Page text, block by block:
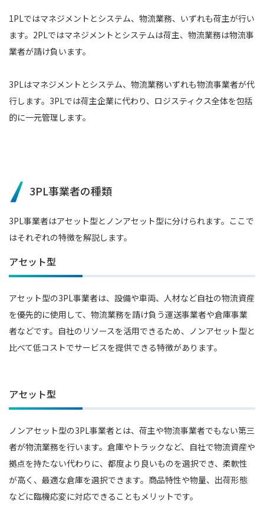
1PLではマネジメントとシステム、物流業務、いずれも荷主が行い
ます。2PLではマネジメントとシステムは荷主、物流業務は物流事
業者が請け負います。
3PLはマネジメントとシステム、物流業務いずれも物流事業者が代
行します。3PLでは荷主企業に代わり、ロジスティクス全体を包括
的に一元管理します。
3PL事業者の種類
3PL事業者はアセット型とノンアセット型に分けられます。ここで
はそれぞれの特徴を解説します。
アセット型
アセット型の3PL事業者は、設備や車両、人材など自社の物流資産
を優先的に使用して、物流業務を請け負う運送事業者や倉庫事業
者などです。自社のリソースを活用できるため、ノンアセット型と
比べて低コストでサービスを提供できる特徴があります。
アセット型
ノンアセット型の3PL事業者とは、荷主や物流事業者でもない第三
者が物流業務を行います。倉庫やトラックなど、自社で物流資産や
拠点を持たない代わりに、都度より良いものを選択でき、柔軟性
が高く、最適な倉庫を選択できます。商品特性や物量、出荷形態
などに臨機応変に対応できることもメリットです。